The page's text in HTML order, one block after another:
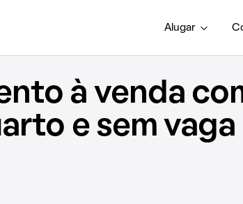
Alugar
à venda
e sem vaga